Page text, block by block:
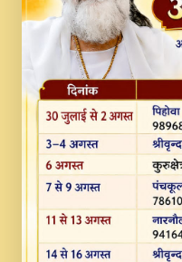
Lakhwinder
MERE MANN
NEW PUNAJBI
FULL VIDEO
Na To Roop
Divine Bhajan by
#BhaktiPath.mp3
Radha Rani Ki
Song By Chitra